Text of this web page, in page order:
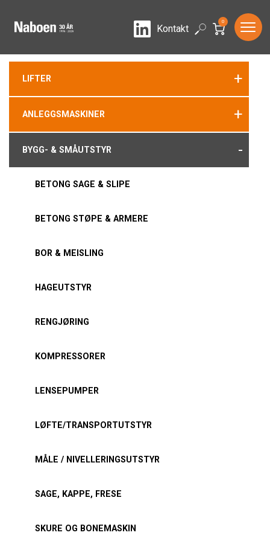
LinkedIn
Kontakt Search
0
LIFTER +
ANLEGGSMASKINER +
BYGG- & SMÅUTSTYR -
BETONG SAGE & SLIPE
BETONG STØPE & ARMERE
BOR & MEISLING
HAGEUTSTYR
RENGJØRING
KOMPRESSORER
LENSEPUMPER
LØFTE/TRANSPORTUTSTYR
MÅLE / NIVELLERINGSUTSTYR
SAGE, KAPPE, FRESE
SKURE OG BONEMASKIN